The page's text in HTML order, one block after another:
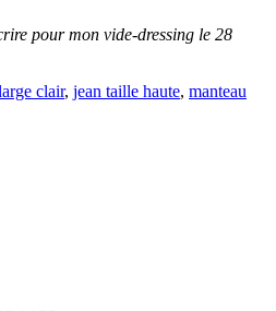
pour mon vide-dressing le 28
clair, jean taille haute, manteau